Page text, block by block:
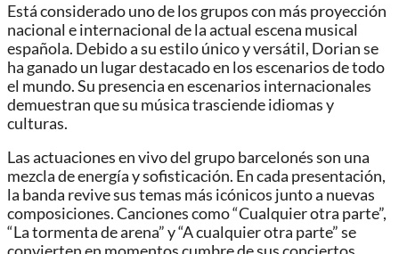
Está considerado uno de los grupos con más proyección
nacional e internacional de la actual escena musical
española. Debido a su estilo único y versátil, Dorian se
ha ganado un lugar destacado en los escenarios de todo
el mundo. Su presencia en escenarios internacionales
demuestran que su música trasciende idiomas y
culturas.
Las actuaciones en vivo del grupo barcelonés son una
mezcla de energía y sofisticación. En cada presentación,
la banda revive sus temas más icónicos junto a nuevas
composiciones. Canciones como “Cualquier otra parte”,
“La tormenta de arena” y “A cualquier otra parte” se